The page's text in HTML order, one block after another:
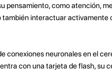
pensamiento, como atención,
también interactuar activamente
conexiones neuronales en el
con una tarjeta de flash, su